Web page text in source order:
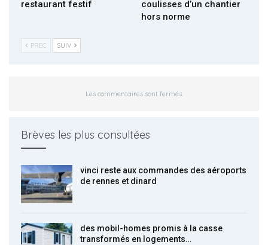
restaurant festif
coulisses d’un chantier
hors norme
PREC SUIV
Les commentaires sont fermés.
Brèves les plus consultées
vinci reste aux commandes des aéroports
de rennes et dinard
des mobil-homes promis à la casse
transformés en logements…